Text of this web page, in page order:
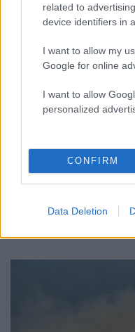
related to
device identifiers in
I want to allow my
Google for online
I want to allow
personalized
CONFIRM
Data Deletion
Απατεώνας έπεισε
Βοιωτία να του